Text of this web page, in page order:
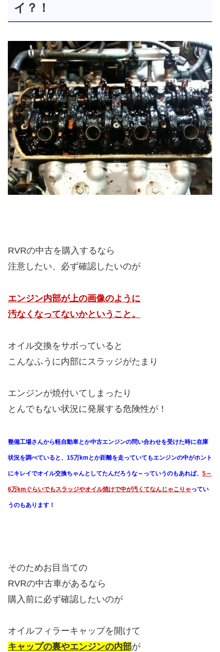
イ？！
RVRの中古を購入するなら
注意したい、必ず確認したいのが
エンジン内部が上の画像のように
汚なくなってないかということ。
オイル交換をサボっていると
こんなふうに内部にスラッジがたまり
エンジンが焼付いてしまったり
とんでもない状況に発展する危険性が！
整備工場さんから軽自動車とか中古エンジンの問い合わせを受けた時に在庫
状況を調べていると、15万kmとか距離を走っていてもエンジンの中がホント
にキレイでオイル交換ちゃんとしてたんだろうな～っていうのもあれば、 5～
6万kmぐらいでもスラッジやオイル焼けで中が汚くてなんじゃこりゃってい
うのもあります！
そのためお目当ての
RVRの中古車があるなら
購入前に必ず確認したいのが
オイルフィラーキャップを開けて
キャップの裏やエンジンの内部が